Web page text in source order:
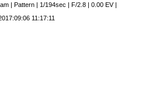
| Pattern | 1/194sec | F/2.8 | 0.00 EV|
11:17:11